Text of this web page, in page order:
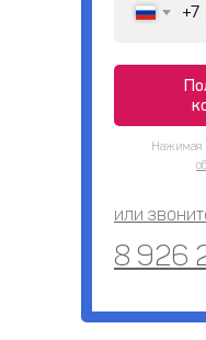
+7
Нажимая
или
8 926